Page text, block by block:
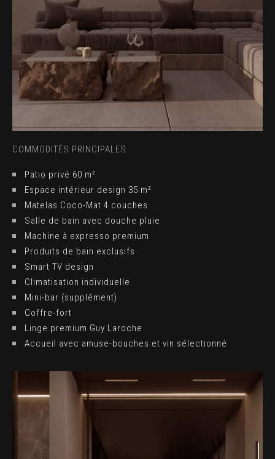
COMMODITÉS PRINCIPALES
Patio privé 60 m²
Espace intérieur design 35 m²
Matelas Coco-Mat 4 couches
Salle de bain avec douche pluie
Machine à expresso premium
Produits de bain exclusifs
Smart TV design
Climatisation individuelle
Mini-bar (supplément)
Coffre-fort
Linge premium Guy Laroche
Accueil avec amuse-bouches et vin sélectionné